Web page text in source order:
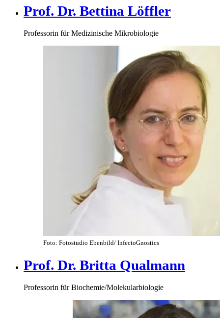
Prof. Dr. Bettina Löffler
Professorin für Medizinische Mikrobiologie
Foto: Fotostudio Ebenbild/ InfectoGnostics
Prof. Dr. Britta Qualmann
Professorin für Biochemie/Molekularbiologie